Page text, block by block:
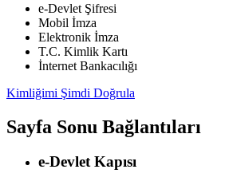
e-Devlet Şifresi
Mobil İmza
Elektronik İmza
T.C. Kimlik Kartı
İnternet Bankacılığı
Kimliğimi Şimdi Doğrula
Sayfa Sonu Bağlantıları
e-Devlet Kapısı